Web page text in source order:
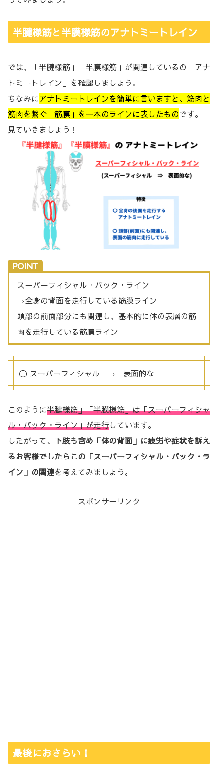
半腱様筋と半膜様筋のアナトミートレイン
では、「半腱様筋」「半膜様筋」が関連しているの「アナ
トミートレイン」を確認しましょう。
ちなみにアナトミートレインを簡単に言いますと、筋肉と
筋肉を繋ぐ「筋膜」を一本のラインに表したものです。
見ていきましょう！
POINT
スーパーフィシャル・バック・ライン
⇒全身の背面を走行している筋膜ライン
頭部の前面部分にも関連し、基本的に体の表層の筋
肉を走行している筋膜ライン
〇 スーパーフィシャル ⇒ 表面的な
このように半腱様筋」「半膜様筋」は「スーパーフィシャ
ル・バック・ライン」が走行しています。
したがって、 下肢も含め「体の背面」に疲労や症状を訴え
るお客様でしたらこの「スーパーフィシャル・バック・ラ
イン」の関連を考えてみましょう。
スポンサーリンク
最後におさらい！